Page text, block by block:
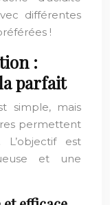
différentes
!
:
parfait
simple, mais
permettent
est
et une